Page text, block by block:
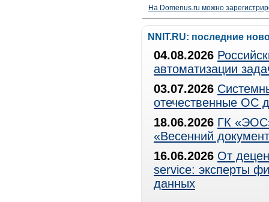
На Domenus.ru можно
NNIT.RU: последние
04.08.2026
автоматизации
03.07.2026
отечественные ОС
18.06.2026 ГК
«Весенний
16.06.2026 От
service: эксперты
данных